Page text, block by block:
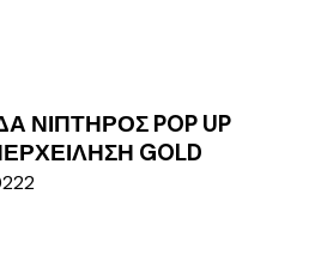
ΝΙΠΤΗΡΟΣ POP UP
GOLD